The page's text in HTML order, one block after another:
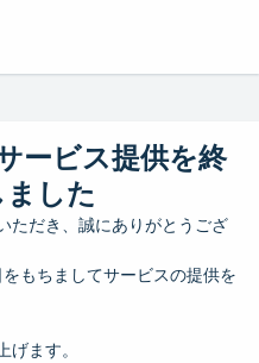
ービス提供を終
した
ただき、誠にありがとうござ
もちましてサービスの提供を
ます。